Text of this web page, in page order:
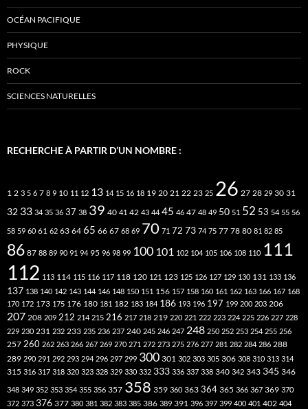
OCÉAN PACIFIQUE
PHYSIQUE
ROCK
SCIENCES NATURELLES
RECHERCHE À PARTIR D’UN NOMBRE :
1 2 3 5 6 7 8 9 10 11 12 13 14 15 16 18 19 20 21 22 23 25 26 27 28 29 30 31
32 33 34 35 36 37 38 39 40 41 42 43 44 45 46 47 48 49 50 51 52 53 54 55 56
58 59 60 61 62 63 64 65 66 67 68 69 70 71 72 73 74 75 77 78 80 81 82 85
86 87 88 89 90 91 94 95 96 98 99 100 101 102 104 105 106 108 110 111
112 113 114 115 116 117 118 120 121 123 125 126 127 129 130 131 133 136
137 138 140 142 143 144 146 148 150 151 156 157 158 160 161 162 163 166 167 168
170 172 173 175 176 180 181 182 183 184 186 193 196 197 199 200 203 206
207 208 209 212 214 215 216 217 218 219 220 221 222 223 224 225 226 227 228
229 230 231 232 233 235 236 237 240 245 246 247 248 250 252 253 254 255 256
257 260 262 263 266 267 269 270 271 272 273 275 276 277 281 282 284 286 288
289 290 291 292 293 294 296 297 299 300 301 302 303 305 306 308 310 313 314
315 316 317 318 320 323 328 329 330 332 333 336 337 338 340 342 343 345 346
348 349 352 353 354 355 356 357 358 359 360 363 364 365 366 367 369 370
372 373 376 377 380 381 382 383 385 386 389 391 396 397 399 400 401 402 404